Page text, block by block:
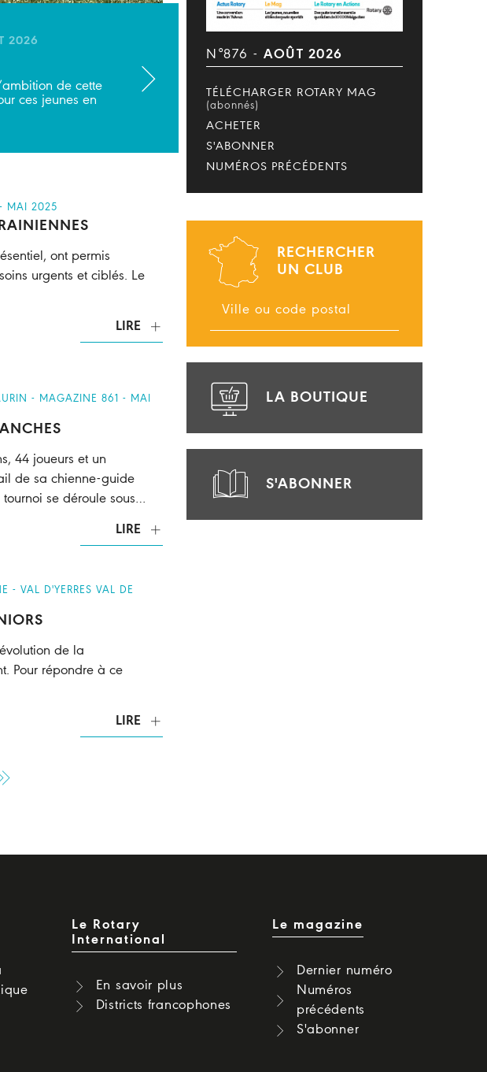
2026
de cette
ces jeunes en
MAI 2025
ont permis
urgents et ciblés. Le
LIRE
- MAGAZINE 861 - MAI
44 joueurs et un
de sa chienne-guide
se déroule sous…
LIRE
- VAL D'YERRES VAL DE
de la
Pour répondre à ce
LIRE
N°876 - AOÛT 2026
TÉLÉCHARGER ROTARY MAG
(abonnés)
ACHETER
S'ABONNER
NUMÉROS PRÉCÉDENTS
RECHERCHER
UN CLUB
LA BOUTIQUE
S'ABONNER
Le Rotary
International
En savoir plus
Districts francophones
Le magazine
Dernier numéro
Numéros
précédents
S'abonner